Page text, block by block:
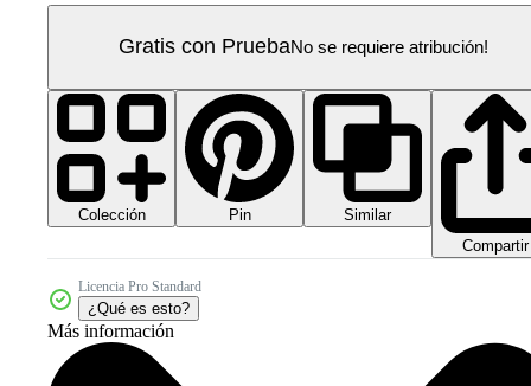
Gratis con PruebaNo se requiere atribución!
Colección Pin
Similar
Compartir
Licencia Pro Standard
¿Qué es esto?
Más información